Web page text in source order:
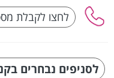
לסניפים נבחרים